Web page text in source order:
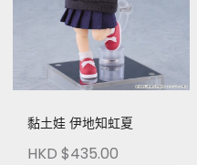
黏土娃 伊地知虹夏
HKD $435.00